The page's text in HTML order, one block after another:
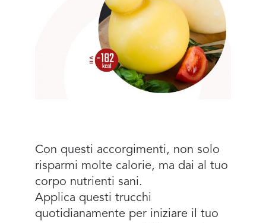
Con questi accorgimenti, non solo
risparmi molte calorie, ma dai al tuo
corpo nutrienti sani.
Applica questi trucchi
quotidianamente per iniziare il tuo